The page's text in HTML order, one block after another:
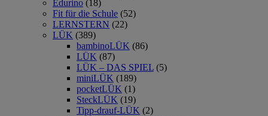
Edurino (18)
Fit für die Schule (52)
LERNSTERN (22)
LÜK (389)
bambinoLÜK (86)
LÜK (87)
LÜK – DAS SPIEL (5)
miniLÜK (189)
pocketLÜK (1)
SteckLÜK (19)
Tipp-drauf-LÜK (2)